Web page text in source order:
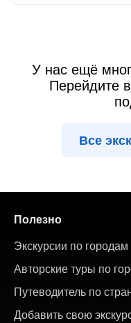
У нас ещё
Перейдите
Все
Полезно
Экскурсии по городам
Авторские туры по
Путеводитель по
Добавить свою